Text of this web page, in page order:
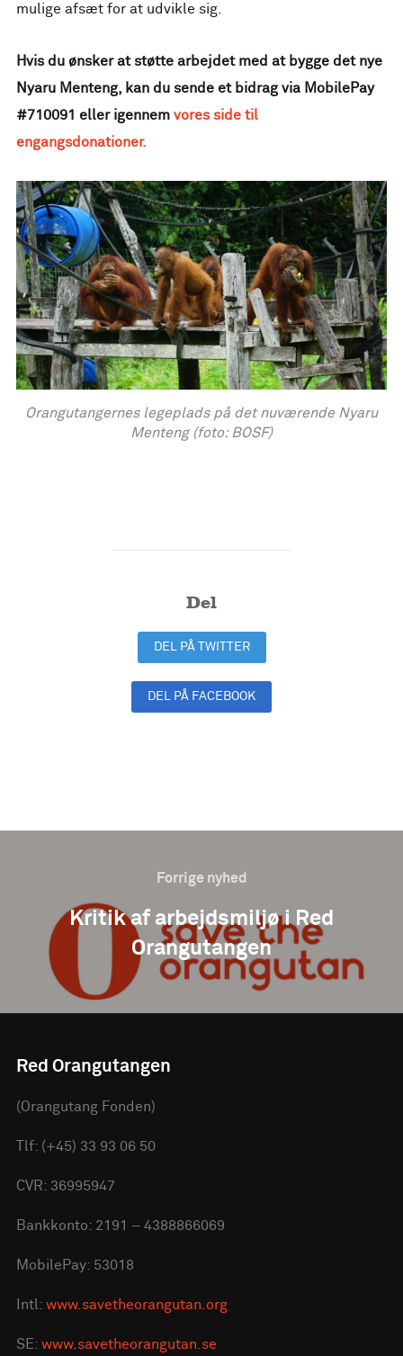
mulige afsæt for at udvikle sig.
Hvis du ønsker at støtte arbejdet med at bygge det nye
Nyaru Menteng, kan du sende et bidrag via MobilePay
#710091 eller igennem vores side til
engangsdonationer.
Orangutangernes legeplads på det nuværende Nyaru
Menteng (foto: BOSF)
Del
DEL PÅ TWITTER
DEL PÅ FACEBOOK
Forrige nyhed
Kritik af arbejdsmiljø i Red
Orangutangen
Red Orangutangen
(Orangutang Fonden)
Tlf: (+45) 33 93 06 50
CVR: 36995947
Bankkonto: 2191 – 4388866069
MobilePay: 53018
Intl: www.savetheorangutan.org
SE: www.savetheorangutan.se